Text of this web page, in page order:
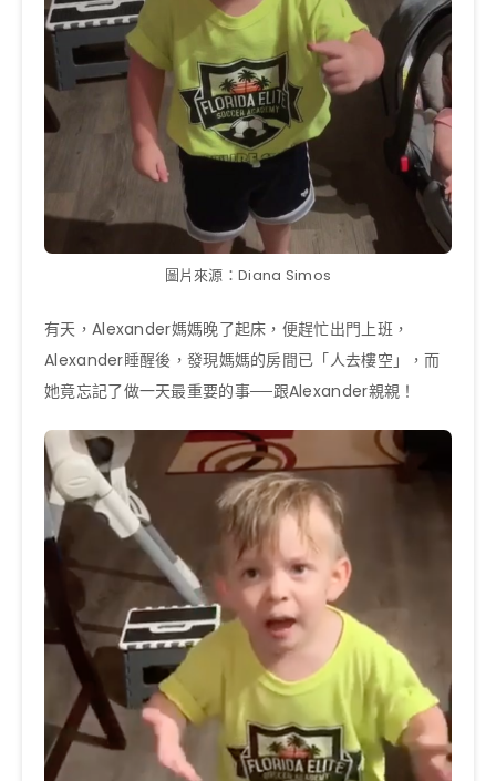
圖片來源：Diana Simos
有天，Alexander媽媽晚了起床，便趕忙出門上班，
Alexander睡醒後，發現媽媽的房間已「人去樓空」，而
她竟忘記了做一天最重要的事──跟Alexander親親！